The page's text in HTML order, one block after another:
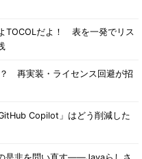
TOCOLだよ！ 表を一発でリス
？ 再実装・ライセンス回避が招
Copilot」はどう削減した